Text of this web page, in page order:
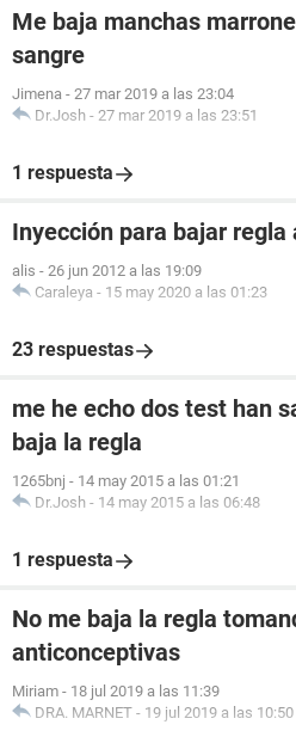
Me baja manchas
sangre
Jimena - 27 mar 2019 a las 23:04
Dr.Josh - 27 mar 2019 a las 23:51
1 respuesta
Inyección para bajar
alis - 26 jun 2012 a las 19:09
Caraleya - 15 may 2020 a las 01:23
23 respuestas
me he echo dos test han
baja la regla
1265bnj - 14 may 2015 a las 01:21
Dr.Josh - 14 may 2015 a las 06:48
1 respuesta
No me baja la regla
anticonceptivas
Miriam - 18 jul 2019 a las 11:39
DRA. MARNET - 19 jul 2019 a las 10:50